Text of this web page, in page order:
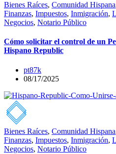
Bienes Raíces, Comunidad Hispana
Finanzas, Impuestos, Inmigración,
Negocios, Notario Público
Cómo solicitar el control de un
Hispano Republic
pt87k
08/17/2025
Bienes Raíces, Comunidad Hispana
Finanzas, Impuestos, Inmigración,
Negocios, Notario Público